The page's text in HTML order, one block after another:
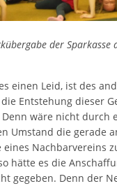
der Sparkasse
einen Leid, ist des
Entstehung dieser
wäre nicht durch
Umstand die gerade
eines Nachbarvereins
hätte es die
gegeben. Denn der